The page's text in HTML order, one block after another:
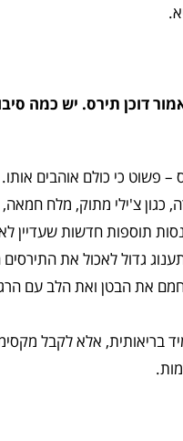
דוכן תירס. יש כמה
– פשוט כי כולם אוהבים
כגון צ'ילי מתוק, מלח
תוספות חדשות שעדיין
גדול לאכול את
את הבטן ואת הלב עם
בריאותית, אלא לקבל